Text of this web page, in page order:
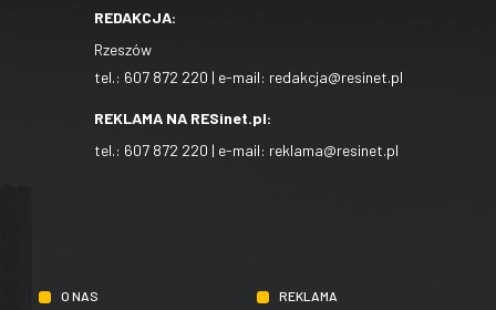
REDAKCJA:
Rzeszów
tel.: 607 872 220 | e-mail: redakcja@resinet.pl
REKLAMA NA RESinet.pl:
tel.: 607 872 220 | e-mail: reklama@resinet.pl
O NAS
REKLAMA